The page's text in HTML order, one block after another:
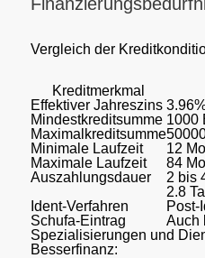
Vergleich der
Kreditmerkmal
Effektiver Jahreszins
Mindestkreditsumme 1000
Maximalkreditsumme
Minimale Laufzeit
12
Maximale Laufzeit
84
Auszahlungsdauer
2 bis
2.8
Ident-Verfahren
Post-
Schufa-Eintrag
Auch
Spezialisierungen und
Besserfinanz: